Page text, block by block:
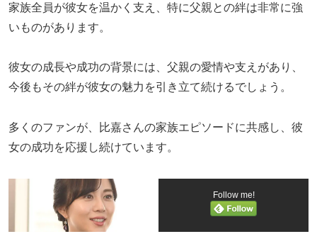
家族全員が彼女を温かく支え、特に父親との絆は非常に強
いものがあります。
彼女の成長や成功の背景には、父親の愛情や支えがあり、
今後もその絆が彼女の魅力を引き立て続けるでしょう。
多くのファンが、比嘉さんの家族エピソードに共感し、彼
女の成功を応援し続けています。
Follow me!